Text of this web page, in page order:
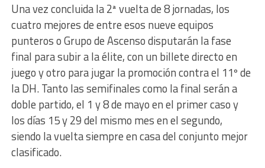
Una vez concluida la 2ª vuelta de 8 jornadas, los
cuatro mejores de entre esos nueve equipos
punteros o Grupo de Ascenso disputarán la fase
final para subir a la élite, con un billete directo en
juego y otro para jugar la promoción contra el 11º de
la DH. Tanto las semifinales como la final serán a
doble partido, el 1 y 8 de mayo en el primer caso y
los días 15 y 29 del mismo mes en el segundo,
siendo la vuelta siempre en casa del conjunto mejor
clasificado.